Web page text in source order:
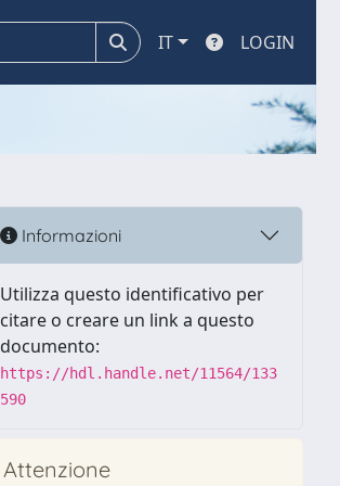
IT LOGIN
Informazioni
Utilizza questo identificativo per
citare o creare un link a questo
documento:
https://hdl.handle.net/11564/133
590
Attenzione